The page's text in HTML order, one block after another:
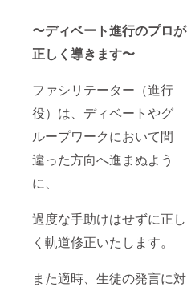
〜ディベート進行のプロが
正しく導きます〜
ファシリテーター（進行
役）は、ディベートやグ
ループワークにおいて間
違った方向へ進まぬよう
に、
過度な手助けはせずに正し
く軌道修正いたします。
また適時、生徒の発言に対